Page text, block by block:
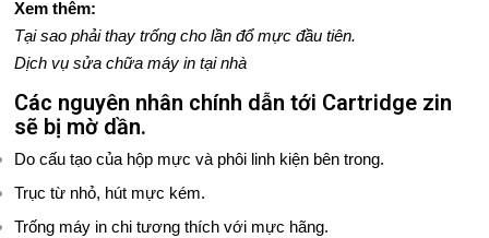
Á
G
T
Xem thêm:
Tại sao phải thay trống cho lần đổ mực đầu tiên.
Dịch vụ sửa chữa máy in tại nhà
Các nguyên nhân chính dẫn tới Cartridge zin
sẽ bị mờ dần.
Do cấu tạo của hộp mực và phôi linh kiện bên trong.
Trục từ nhỏ, hút mực kém.
Trống máy in chi tương thích với mực hãng.